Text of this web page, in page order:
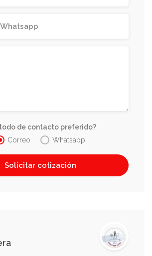
de contacto preferido?
Correo
Whatsapp